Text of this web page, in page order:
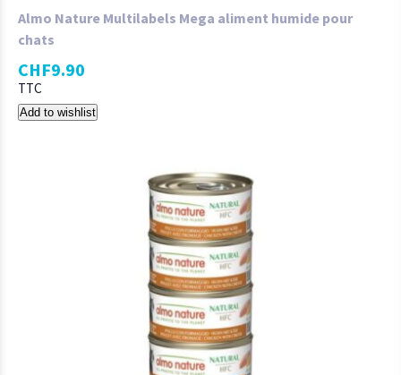
Almo Nature Multilabels Mega aliment humide pour
chats
CHF9.90
TTC
Add to wishlist